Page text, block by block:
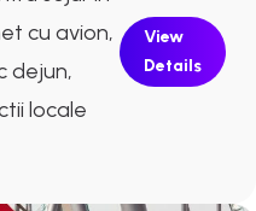
cu avion,
dejun,
locale
View
Details